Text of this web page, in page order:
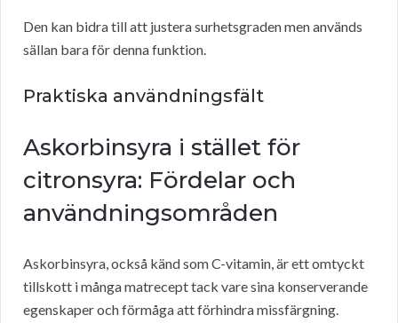
Den kan bidra till att justera surhetsgraden men används
sällan bara för denna funktion.
Praktiska användningsfält
Askorbinsyra i stället för
citronsyra: Fördelar och
användningsområden
Askorbinsyra, också känd som C-vitamin, är ett omtyckt
tillskott i många matrecept tack vare sina konserverande
egenskaper och förmåga att förhindra missfärgning.